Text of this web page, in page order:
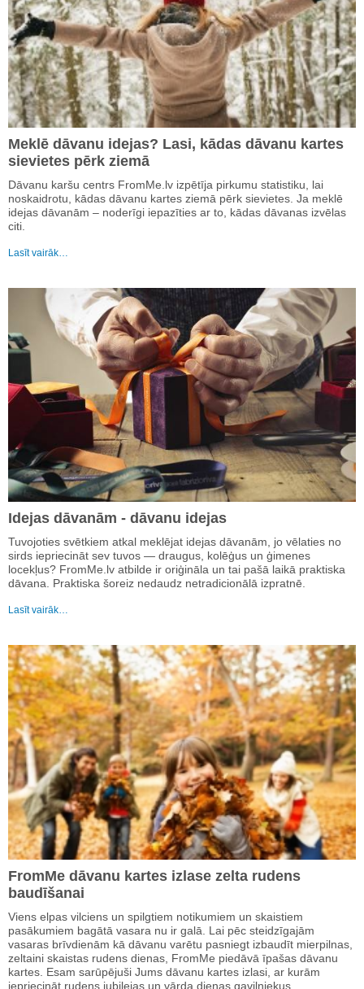
Meklē dāvanu idejas? Lasi, kādas dāvanu kartes
sievietes pērk ziemā
Dāvanu karšu centrs FromMe.lv izpētīja pirkumu statistiku, lai
noskaidrotu, kādas dāvanu kartes ziemā pērk sievietes. Ja meklē
idejas dāvanām – noderīgi iepazīties ar to, kādas dāvanas izvēlas
citi.
Lasīt vairāk…
Idejas dāvanām - dāvanu idejas
Tuvojoties svētkiem atkal meklējat idejas dāvanām, jo vēlaties no
sirds iepriecināt sev tuvos — draugus, kolēģus un ģimenes
locekļus? FromMe.lv atbilde ir oriģināla un tai pašā laikā praktiska
dāvana. Praktiska šoreiz nedaudz netradicionālā izpratnē.
Lasīt vairāk…
FromMe dāvanu kartes izlase zelta rudens
baudīšanai
Viens elpas vilciens un spilgtiem notikumiem un skaistiem
pasākumiem bagātā vasara nu ir galā. Lai pēc steidzīgajām
vasaras brīvdienām kā dāvanu varētu pasniegt izbaudīt mierpilnas,
zeltaini skaistas rudens dienas, FromMe piedāvā īpašas dāvanu
kartes. Esam sarūpējuši Jums dāvanu kartes izlasi, ar kurām
iepriecināt rudens jubilejas un vārda dienas gaviļniekus,